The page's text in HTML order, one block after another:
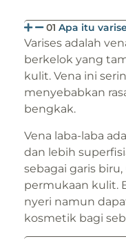
01 Apa itu
Varises adalah
berkelok yang
kulit. Vena ini
menyebabkan
bengkak.
Vena laba-laba
dan lebih
sebagai garis
permukaan kulit.
nyeri namun
kosmetik bagi